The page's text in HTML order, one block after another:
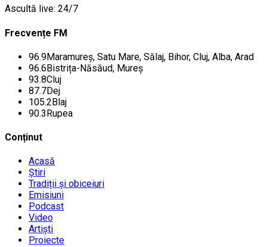
Ascultă live: 24/7
Frecvențe FM
96.9Maramureș, Satu Mare, Sălaj, Bihor, Cluj, Alba, Arad
96.6Bistrița-Năsăud, Mureș
93.8Cluj
87.7Dej
105.2Blaj
90.3Rupea
Conținut
Acasă
Știri
Tradiții și obiceiuri
Emisiuni
Podcast
Video
Artiști
Proiecte